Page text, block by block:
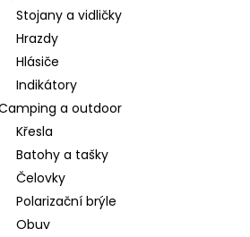
Stojany a vidličky
Hrazdy
Hlásiče
Indikátory
a outdoor
Křesla
Batohy a tašky
Čelovky
Polarizační brýle
Obuv